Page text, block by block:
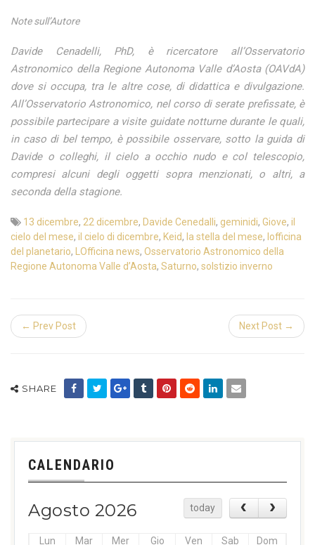
Note sull’Autore
Davide Cenadelli, PhD, è ricercatore all’Osservatorio
Astronomico della Regione Autonoma Valle d’Aosta (OAVdA)
dove si occupa, tra le altre cose, di didattica e divulgazione.
All’Osservatorio Astronomico, nel corso di serate prefissate, è
possibile partecipare a visite guidate notturne durante le quali,
in caso di bel tempo, è possibile osservare, sotto la guida di
Davide o colleghi, il cielo a occhio nudo e col telescopio,
compresi alcuni degli oggetti sopra menzionati, o altri, a
seconda della stagione.
13 dicembre, 22 dicembre, Davide Cenedalli, geminidi, Giove, il
cielo del mese, il cielo di dicembre, Keid, la stella del mese, lofficina
del planetario, LOfficina news, Osservatorio Astronomico della
Regione Autonoma Valle d’Aosta, Saturno, solstizio inverno
← Prev Post Next Post →
SHARE
CALENDARIO
Agosto 2026 today
Lun Mar Mer Gio Ven Sab
Dom